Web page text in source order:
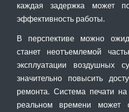
каждая задержка может
эффективность работы.
В перспективе можно
станет неотъемлемой
эксплуатации воздушных
значительно повысить
ремонта. Система печати
реальном времени может